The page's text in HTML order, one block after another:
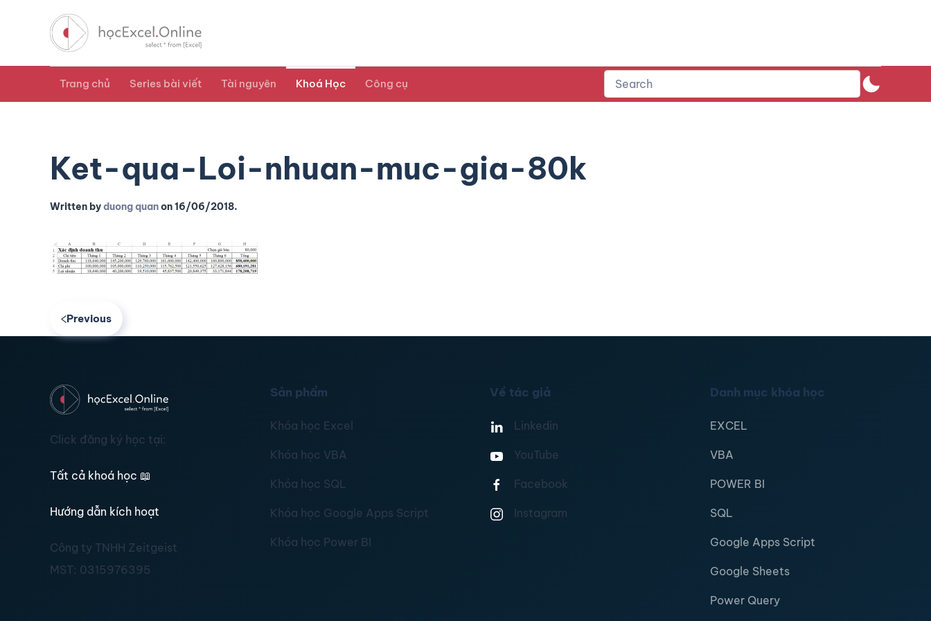
Trang chủ Series bài viết Tài nguyên Khoá Học Công cụ
Ket-qua-Loi-nhuan-muc-gia-80k
Written byduong quanon16/06/2018.
Previous
Click đăng ký học tại:
Tất cả khoá học 📖
Hướng dẫn kích hoạt
Công ty TNHH Zeitgeist
MST: 0315976395
Sản phẩm
Khóa học Excel
Khóa học VBA
Khóa học SQL
Khóa học Google Apps Script
Khóa học Power BI
Về tác giả
Linkedin
YouTube
Facebook
Instagram
Danh mục khóa học
EXCEL
VBA
POWER BI
SQL
Google Apps Script
Google Sheets
Power Query